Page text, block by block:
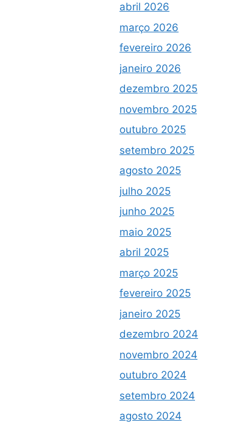
abril 2026
março 2026
fevereiro 2026
janeiro 2026
dezembro 2025
novembro 2025
outubro 2025
setembro 2025
agosto 2025
julho 2025
junho 2025
maio 2025
abril 2025
março 2025
fevereiro 2025
janeiro 2025
dezembro 2024
novembro 2024
outubro 2024
setembro 2024
agosto 2024